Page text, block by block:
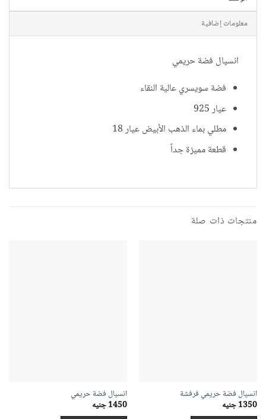
معلومات إضافية
انسيال فضة حريمي
فضة سويسري عالية النقاء
عيار 925
مطلي بماء الذهب الأبيض عيار 18
قطعة مميزة جداً
منتجات ذات صلة
انسيال فضة حريمي فرفشة
1350جنيه
انسيال فضة حريمي
1450جنيه